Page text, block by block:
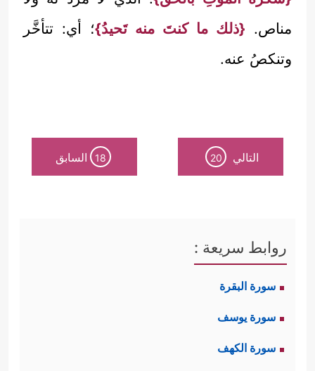
مناص. {ذلك ما كنتَ منه تَحيدُ}؛ أي: تتأخَّر
وتنكصُ عنه.
التالي 20
18 السابق
روابط سريعة :
سورة البقرة
سورة يوسف
سورة الكهف